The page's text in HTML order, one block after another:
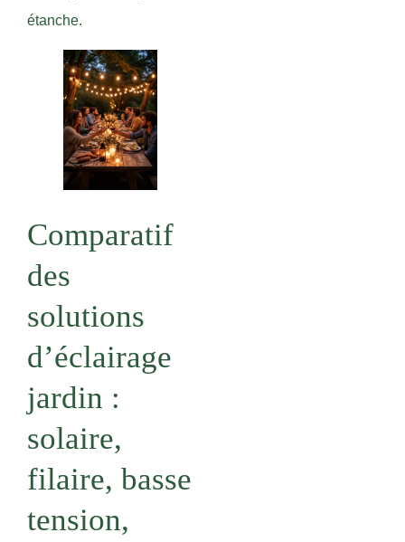
étanche.
Comparatif
des
solutions
d’éclairage
jardin :
solaire,
filaire, basse
tension,